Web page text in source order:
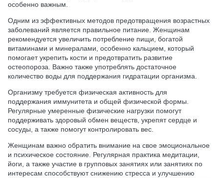
особенно важным.
Одним из эффективных методов предотвращения возрастных
заболеваний является правильное питание. Женщинам
рекомендуется увеличить потребление пищи, богатой
витаминами и минералами, особенно кальцием, который
помогает укрепить кости и предотвратить развитие
остеопороза. Важно также употреблять достаточное
количество воды для поддержания гидратации организма.
Организму требуется физическая активность для
поддержания иммунитета и общей физической формы.
Регулярные умеренные физические нагрузки помогут
поддерживать здоровый обмен веществ, укрепят сердце и
сосуды, а также помогут контролировать вес.
Женщинам важно обратить внимание на свое эмоциональное
и психическое состояние. Регулярная практика медитации,
йоги, а также участие в групповых занятиях или занятиях по
интересам способствуют снижению стресса и улучшению